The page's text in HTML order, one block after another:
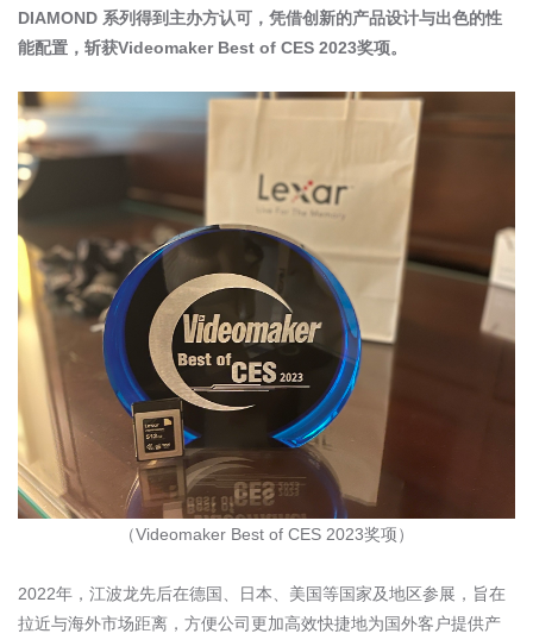
DIAMOND 系列得到主办方认可，凭借创新的产品设计与出色的性
能配置，斩获Videomaker Best of CES 2023奖项。
（Videomaker Best of CES 2023奖项）
2022年，江波龙先后在德国、日本、美国等国家及地区参展，旨在
拉近与海外市场距离，方便公司更加高效快捷地为国外客户提供产